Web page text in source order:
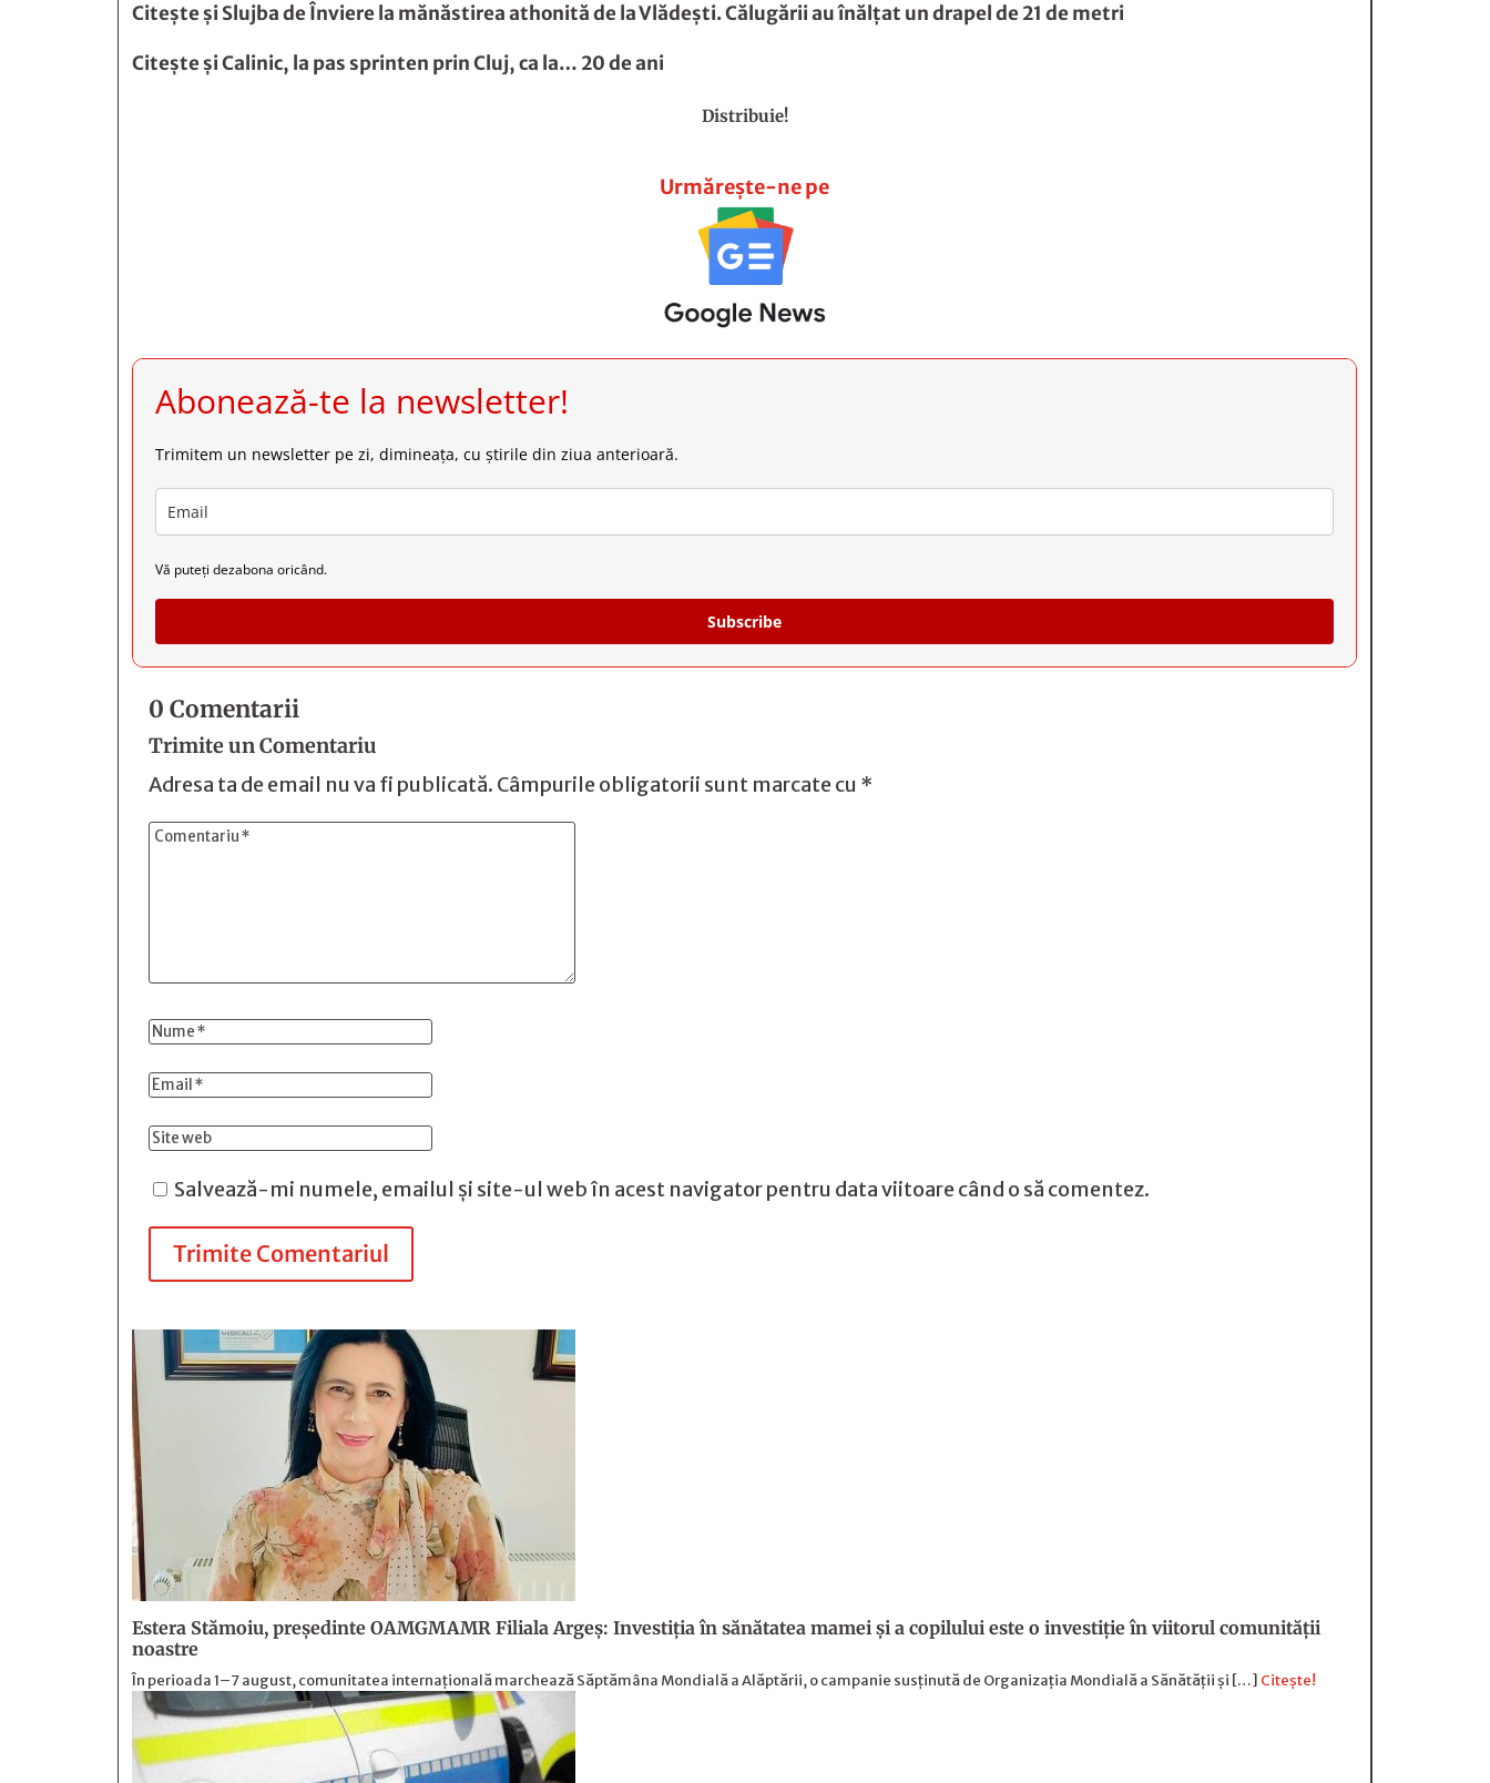
Citește șiSlujba de Înviere la mănăstirea athonită de la Vlădeşti. Călugării au înălţat un drapel de 21 de metri
Citește șiCalinic, la pas sprinten prin Cluj, ca la… 20 de ani
Distribuie!
Urmărește-ne pe
Abonează-te la newsletter!
Trimitem un newsletter pe zi, dimineața, cu știrile din ziua anterioară.
Vă puteți dezabona oricând.
Subscribe
0 Comentarii
Trimite un Comentariu
Adresa ta de email nu va fi publicată. Câmpurile obligatorii sunt marcate cu *
Salvează-mi numele, emailul și site-ul web în acest navigator pentru data viitoare când o să comentez.
Trimite Comentariul
Estera Stămoiu, președinte OAMGMAMR Filiala Argeș: Investiția în sănătatea mamei și a copilului este o investiție în viitorul comunității
noastre
În perioada 1–7 august, comunitatea internațională marchează Săptămâna Mondială a Alăptării, o campanie susținută de Organizația Mondială a Sănătății și […] Citește!